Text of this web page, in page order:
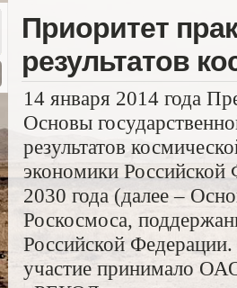
Приоритет
результатов
14 января 2014 года
Основы
результатов
экономики Российской
2030 года (далее –
Роскосмоса,
Российской Федерации.
участие принимало